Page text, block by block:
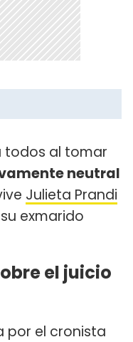
todos al tomar
neutral
Julieta Prandi
exmarido
el juicio
por el cronista